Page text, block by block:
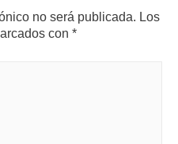
no será publicada. Los
con *